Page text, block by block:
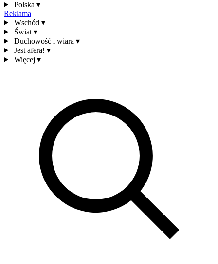
Polska ▾
Reklama
Wschód ▾
Świat ▾
Duchowość i wiara ▾
Jest afera! ▾
Więcej ▾